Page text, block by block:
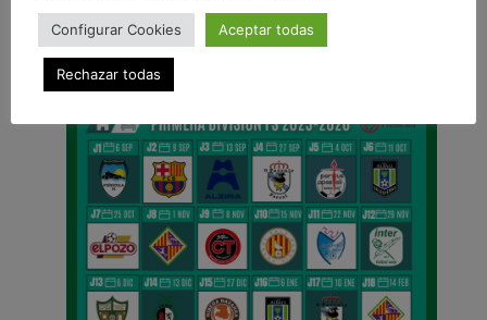
CALENDARIO DE LIGA
Configurar Cookies Aceptar todas
Rechazar todas